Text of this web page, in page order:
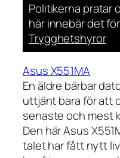
Politikerna pratar
här innebär det
Trygghetshyror
Asus X551MA
En äldre bärbar
uttjänt bara för att
senaste och mest
Den här Asus
talet har fått nytt